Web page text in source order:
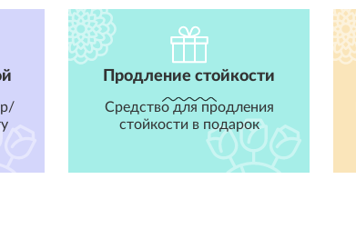
Продление стойкости
Средство для продления
стойкости в подарок